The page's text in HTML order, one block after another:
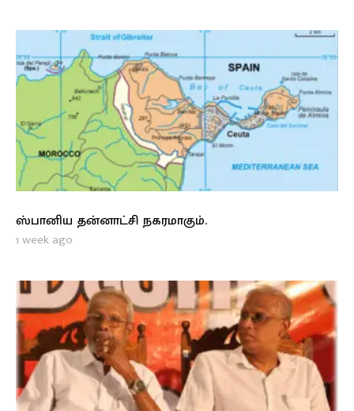
ஸ்பானிய தன்னாட்சி நகரமாகும்.
1 week ago